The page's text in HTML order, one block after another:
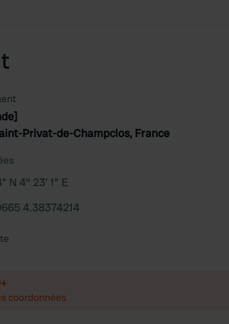
Privat-de-Champclos, France
N 4° 23' 1" E
4.38374214
coordonnées